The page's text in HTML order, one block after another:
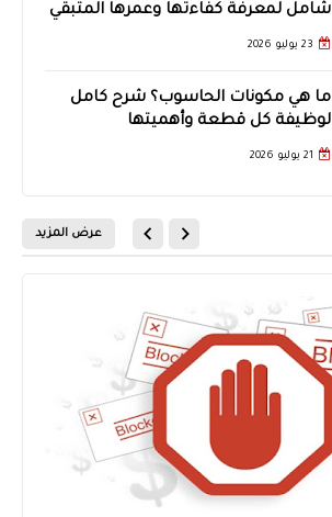
شامل لمعرفة كفاءتها وعمرها المتبقي
23 يوليو 2026
ما هي مكونات الحاسوب؟ شرح كامل
لوظيفة كل قطعة وأهميتها
21 يوليو 2026
عرض المزيد